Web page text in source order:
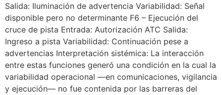
Salida: Iluminación de advertencia Variabilidad: Señal
disponible pero no determinante F6 – Ejecución del
cruce de pista Entrada: Autorización ATC Salida:
Ingreso a pista Variabilidad: Continuación pese a
advertencias Interpretación sistémica: La interacción
entre estas funciones generó una condición en la cual la
variabilidad operacional —en comunicaciones, vigilancia
y ejecución— no fue contenida por las barreras del